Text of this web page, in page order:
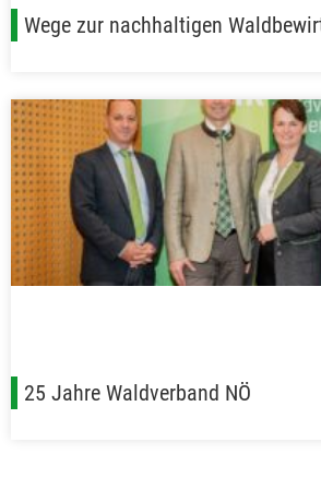
Wege zur nachhaltigen
25 Jahre Waldverband NÖ